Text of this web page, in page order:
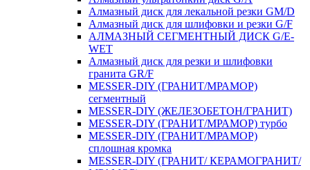
Алмазный диск для лекальной резки GM/D
Алмазный диск для шлифовки и резки G/F
АЛМАЗНЫЙ СЕГМЕНТНЫЙ ДИСК G/E-
WET
Алмазный диск для резки и шлифовки
гранита GR/F
MESSER-DIY (ГРАНИТ/МРАМОР)
сегментный
MESSER-DIY (ЖЕЛЕЗОБЕТОН/ГРАНИТ)
MESSER-DIY (ГРАНИТ/МРАМОР) турбо
MESSER-DIY (ГРАНИТ/МРАМОР)
сплошная кромка
MESSER-DIY (ГРАНИТ/ КЕРАМОГРАНИТ/